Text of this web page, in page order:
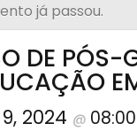
já passou.
DE PÓS-
2024 @ 08:00